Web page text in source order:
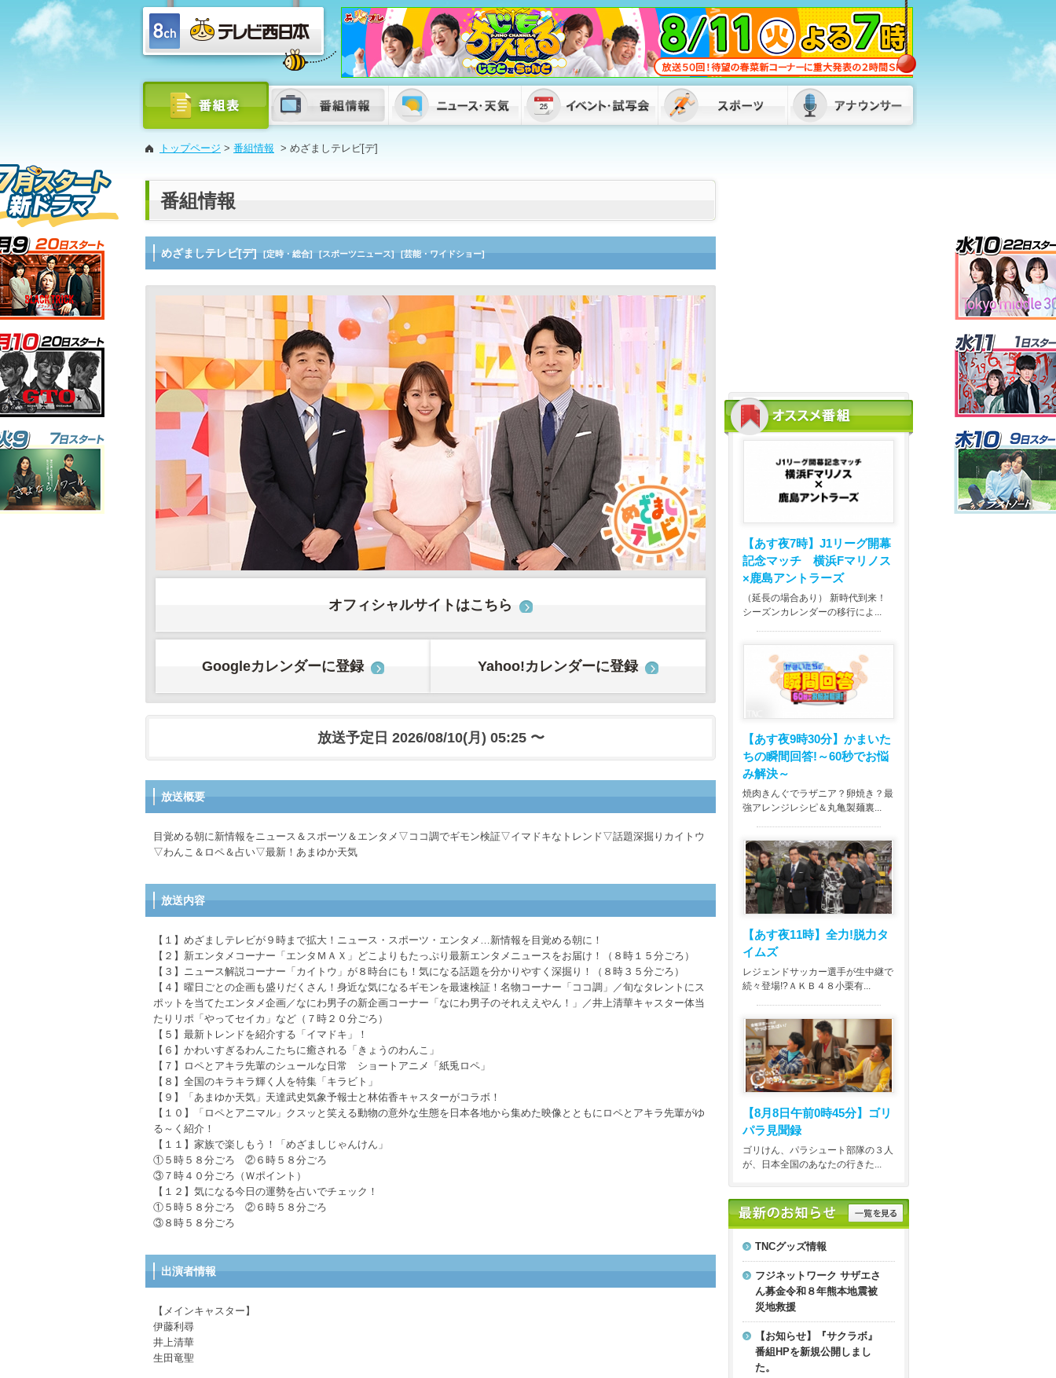
「ネパールは天国」蔵内議長の発言が波
紋 維新・吉村代表「福岡県議会改革を
公約に」 県外の議長も「本当に配慮に
欠けている」 2026/08/06 18:45
「閉める店は増えるのでは」食料品消費
税“1%減税” 外食業界から懸念の声 ス
ーパーは「値札の付け替えが大変」 福
岡 2026/08/06 18:20
トップページ > 番組情報 > めざましテレビ[デ]
番組情報
めざましテレビ[デ] [定時・総合] [スポーツニュース] [芸能・ワイドショー]
オフィシャルサイトはこちら
Googleカレンダーに登録 Yahoo!カレンダーに登録
放送予定日 2026/08/10(月) 05:25 〜
放送概要
目覚める朝に新情報をニュース＆スポーツ＆エンタメ▽ココ調でギモン検証▽イマドキなトレンド▽話題深掘りカイトウ
▽わんこ＆ロペ＆占い▽最新！あまゆか天気
放送内容
【１】めざましテレビが９時まで拡大！ニュース・スポーツ・エンタメ…新情報を目覚める朝に！
【２】新エンタメコーナー「エンタＭＡＸ」どこよりもたっぷり最新エンタメニュースをお届け！（８時１５分ごろ）
【３】ニュース解説コーナー「カイトウ」が８時台にも！気になる話題を分かりやすく深掘り！（８時３５分ごろ）
【４】曜日ごとの企画も盛りだくさん！身近な気になるギモンを最速検証！名物コーナー「ココ調」／旬なタレントにス
ポットを当てたエンタメ企画／なにわ男子の新企画コーナー「なにわ男子のそれええやん！」／井上清華キャスター体当
たりリポ「やってセイカ」など（７時２０分ごろ）
【５】最新トレンドを紹介する「イマドキ」！
【６】かわいすぎるわんこたちに癒される「きょうのわんこ」
【７】ロペとアキラ先輩のシュールな日常 ショートアニメ「紙兎ロペ」
【８】全国のキラキラ輝く人を特集「キラビト」
【９】「あまゆか天気」天達武史気象予報士と林佑香キャスターがコラボ！
【１０】「ロペとアニマル」クスッと笑える動物の意外な生態を日本各地から集めた映像とともにロペとアキラ先輩がゆ
る～く紹介！
【１１】家族で楽しもう！「めざましじゃんけん」
①５時５８分ごろ ②６時５８分ごろ
③７時４０分ごろ（Ｗポイント）
【１２】気になる今日の運勢を占いでチェック！
①５時５８分ごろ ②６時５８分ごろ
③８時５８分ごろ
出演者情報
【メインキャスター】
伊藤利尋
井上清華
生田竜聖
【あす夜7時】 J1リーグ開幕
記念マッチ 横浜Fマリノス
×鹿島アントラーズ
（延長の場合あり） 新時代到来！
シーズンカレンダーの移行によ...
【あす夜9時30分】 かまいた
ちの瞬間回答!～60秒でお悩
み解決～
焼肉きんぐでラザニア？卵焼き？最
強アレンジレシピ＆丸亀製麺裏...
【あす夜11時】 全力!脱力タ
イムズ
レジェンドサッカー選手が生中継で
続々登場!?ＡＫＢ４８小栗有...
【8月8日午前0時45分】
ゴリ
パラ見聞録
ゴリけん、パラシュート部隊の３人
が、日本全国のあなたの行きた...
TNCグッズ情報
フジネットワーク サザエさ
ん募金令和８年熊本地震被
災地救援
【お知らせ】『サクラボ』
番組HPを新規公開しまし
た。